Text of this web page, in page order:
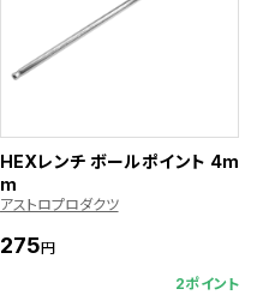
HEXレンチ ボールポイント 4m
m
アストロプロダクツ
275円
2ポイント